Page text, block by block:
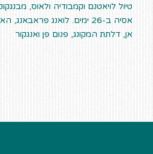
טיול לויאטנם וקמבודיה ולאוס,
אסיה ב-26 ימים. לואנג
אן, דלתת המקונג, פנום פן ואנגקור